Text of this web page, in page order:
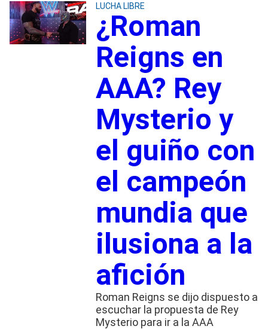
LUCHA LIBRE
¿Roman
Reigns en
AAA? Rey
Mysterio y
el guiño con
el campeón
mundia que
ilusiona a la
afición
Roman Reigns se dijo dispuesto a
escuchar la propuesta de Rey
Mysterio para ir a la AAA